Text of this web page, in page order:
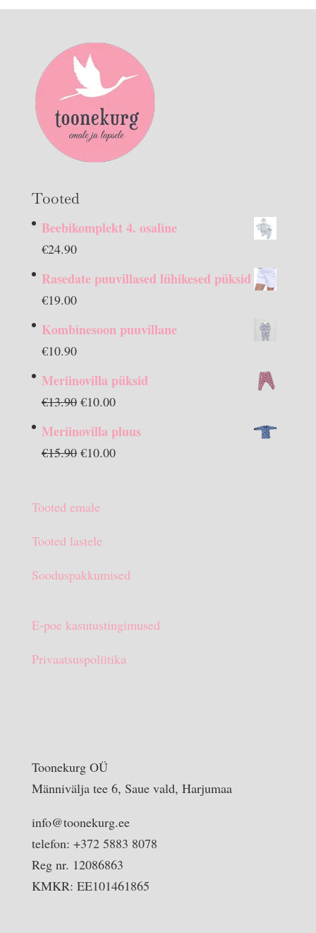
Tooted
Beebikomplekt 4. osaline
€24.90
Rasedate puuvillased lühikesed püksid
€19.00
Kombinesoon puuvillane
€10.90
Meriinovilla püksid
€13.90 Algne
€10.00Praegune
on:
Meriinovilla pluus
€15.90 Algne
€15.90.
€10.00Praegune
Tooted emale
Tooted lastele
Sooduspakkumised
E-poe kasutustingimused
Privaatsuspoliitika
Toonekurg OÜ
Männivälja tee 6, Saue vald, Harjumaa
info@toonekurg.ee
telefon: +372 5883 8078
Reg nr. 12086863
KMKR: EE101461865